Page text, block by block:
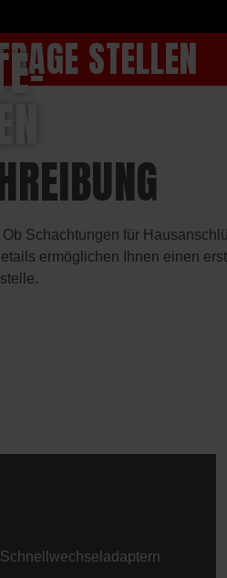
STELLEN
Schachtungen für
ermöglichen Ihnen einen